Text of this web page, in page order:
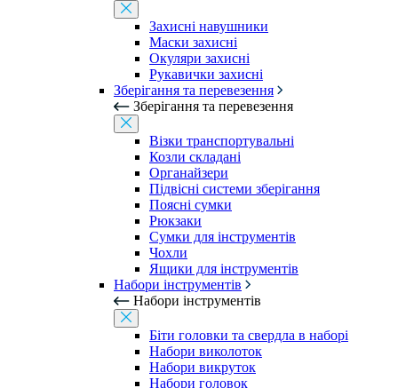
Захисні навушники
Маски захисні
Окуляри захисні
Рукавички захисні
Зберігання та перевезення
Зберігання та перевезення
Візки транспортувальні
Козли складані
Органайзери
Підвісні системи зберігання
Поясні сумки
Рюкзаки
Сумки для інструментів
Чохли
Ящики для інструментів
Набори інструментів
Набори інструментів
Біти головки та свердла в наборі
Набори виколоток
Набори викруток
Набори головок